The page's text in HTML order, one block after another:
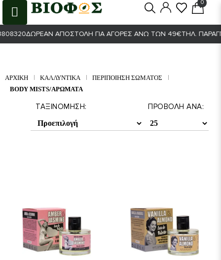
0
ΔΩΡΕΆΝ ΑΠΟΣΤΟΛΉ ΓΙΑ ΑΓΟΡΈΣ ΆΝΩ ΤΩΝ 49€ ΤΗΛ.
ΑΡΧΙΚΉ ΚΑΛΛΥΝΤΙΚΑ
ΠΕΡΙΠΟΊΗΣΗ ΣΏΜΑΤΟΣ
BODY MISTS/ΑΡΏΜΑΤΑ
ΤΑΞΙΝΌΜΗΣΗ: ΠΡΟΒΟΛΉ ΑΝΆ: